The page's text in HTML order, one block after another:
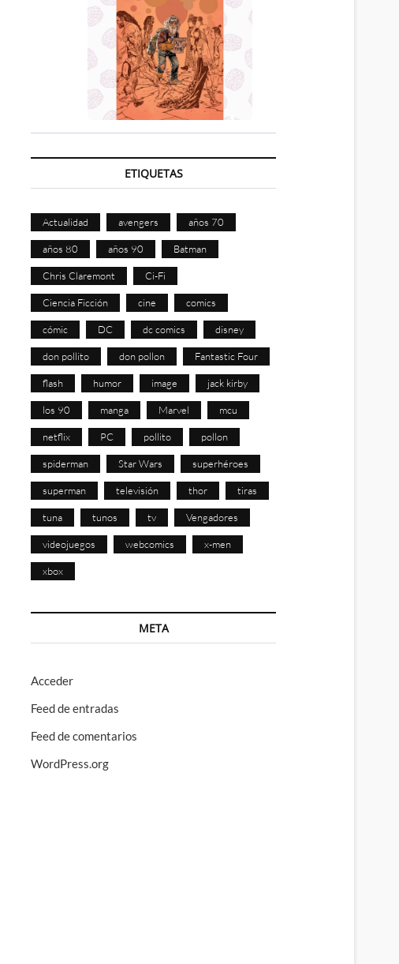
ETIQUETAS
Actualidad avengers años 70
años 80 años 90 Batman
Chris Claremont Ci-Fi
Ciencia Ficción cine comics
cómic DC dc comics disney
don pollito don pollon Fantastic Four
flash humor image jack kirby
los 90 manga Marvel mcu
netflix PC pollito pollon
spiderman Star Wars superhéroes
superman televisión thor tiras
tuna tunos tv Vengadores
videojuegos webcomics x-men
xbox
META
Acceder
Feed de entradas
Feed de comentarios
WordPress.org